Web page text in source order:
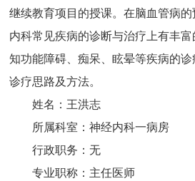
继续教育项目的授课。在脑血管病
内科常见疾病的诊断与治疗上有丰
知功能障碍、痴呆、眩晕等疾病的
诊疗思路及方法。
姓名：王洪志
所属科室：神经内科一病房
行政职务：无
专业职称：主任医师